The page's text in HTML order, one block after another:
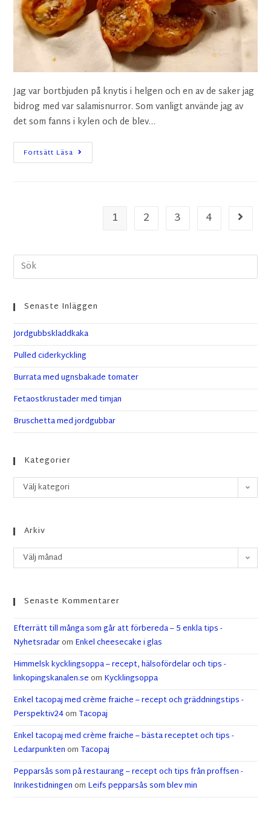
Jag var bortbjuden på knytis i helgen och en av de saker jag
bidrog med var salamisnurror. Som vanligt använde jag av
det som fanns i kylen och de blev…
Fortsätt Läsa
1 2 3 4
Senaste Inläggen
Jordgubbskladdkaka
Pulled ciderkyckling
Burrata med ugnsbakade tomater
Fetaostkrustader med timjan
Bruschetta med jordgubbar
Kategorier
Välj kategori
Arkiv
Välj månad
Senaste Kommentarer
Efterrätt till många som går att förbereda – 5 enkla tips -
Nyhetsradarom Enkel cheesecake i glas
Himmelsk kycklingsoppa – recept, hälsofördelar och tips -
linkopingskanalen.seom Kycklingsoppa
Enkel tacopaj med crème fraiche – recept och gräddningstips -
Perspektiv24omTacopaj
Enkel tacopaj med crème fraiche – bästa receptet och tips -
LedarpunktenomTacopaj
Pepparsås som på restaurang – recept och tips från proffsen -
Inrikestidningenom Leifs pepparsås som blev min